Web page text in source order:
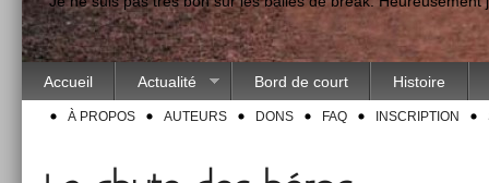
Accueil Actualité Bord de court Histoire
À PROPOS AUTEURS DONS FAQ INSCRIPTION